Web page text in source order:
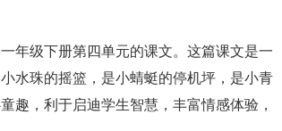
年级下册第四单元的课文。这篇课文是一
水珠的摇篮，是小蜻蜓的停机坪，是小青
趣，利于启迪学生智慧，丰富情感体验，